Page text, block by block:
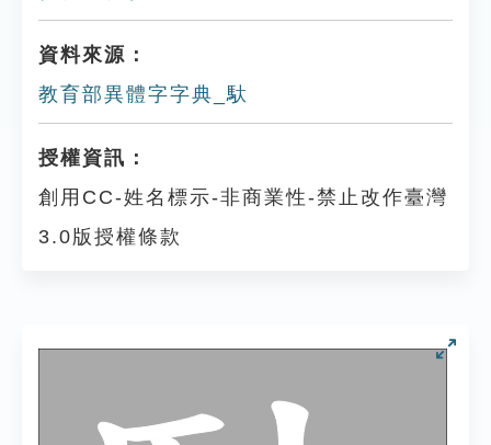
資料來源：
教育部異體字字典_馱
授權資訊：
創用CC-姓名標示-非商業性-禁止改作臺灣
3.0版授權條款